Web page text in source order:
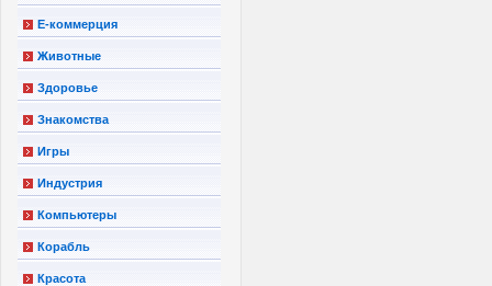
Е-коммерция
Животные
Здоровье
Знакомства
Игры
Индустрия
Компьютеры
Корабль
Красота